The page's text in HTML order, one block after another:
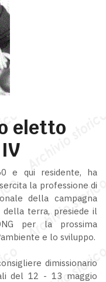
eletto
e qui residente, ha
la professione di
della campagna
terra, presiede il
per la prossima
e lo sviluppo.
dimissionario
del 12 - 13 maggio